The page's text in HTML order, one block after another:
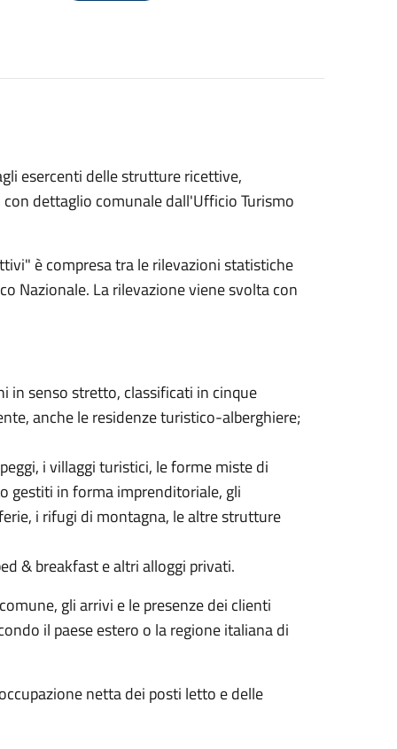
esercenti delle strutture ricettive,
dettaglio comunale dall'Ufficio Turismo
è compresa tra le rilevazioni statistiche
Nazionale. La rilevazione viene svolta con
in senso stretto, classificati in cinque
anche le residenze turistico-alberghiere;
i villaggi turistici, le forme miste di
gestiti in forma imprenditoriale, gli
i rifugi di montagna, le altre strutture
& breakfast e altri alloggi privati.
gli arrivi e le presenze dei clienti
il paese estero o la regione italiana di
netta dei posti letto e delle